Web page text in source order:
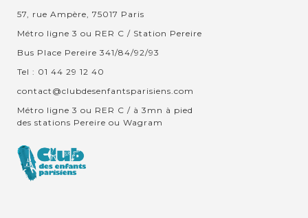
57, rue Ampère, 75017 Paris
Métro ligne 3 ou RER C / Station Pereire
Bus Place Pereire 341/84/92/93
Tel : 01 44 29 12 40
contact@clubdesenfantsparisiens.com
Métro ligne 3 ou RER C / à 3mn à pied
des stations Pereire ou Wagram